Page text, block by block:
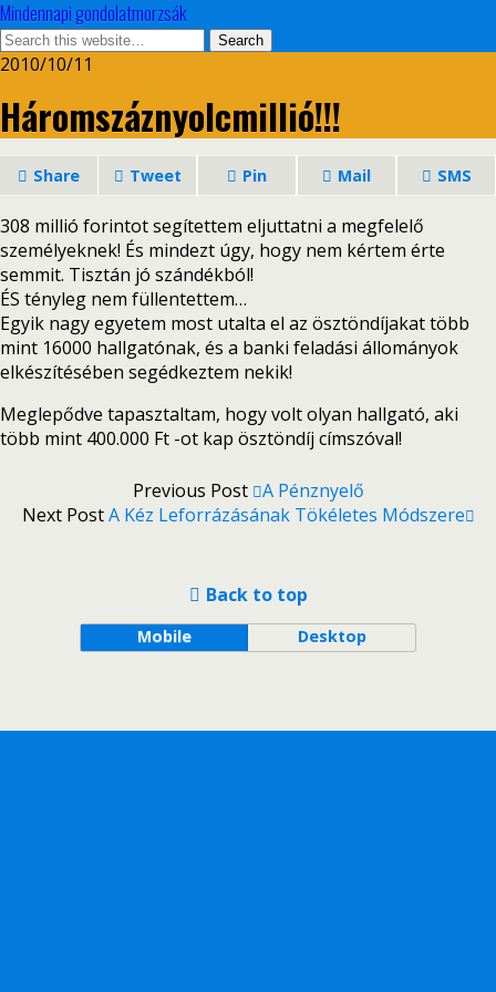
Mindennapi gondolatmorzsák
2010/10/11
Háromszáznyolcmillió!!!
Share Tweet Pin Mail SMS
308 millió forintot segítettem eljuttatni a megfelelő
személyeknek! És mindezt úgy, hogy nem kértem érte
semmit. Tisztán jó szándékból!
ÉS tényleg nem füllentettem…
Egyik nagy egyetem most utalta el az ösztöndíjakat több
mint 16000 hallgatónak, és a banki feladási állományok
elkészítésében segédkeztem nekik!
Meglepődve tapasztaltam, hogy volt olyan hallgató, aki
több mint 400.000 Ft -ot kap ösztöndíj címszóval!
Previous Post A Pénznyelő
Next PostA Kéz Leforrázásának Tökéletes Módszere
Back to top
Mobile Desktop